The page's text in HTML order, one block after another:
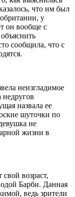
что им был
у
он вообще с
сообщила, что с
неизгладимое
недругов
назвала ее
шуточки по
не
жизни в
возраст,
Барби. Данная
ведь зрители